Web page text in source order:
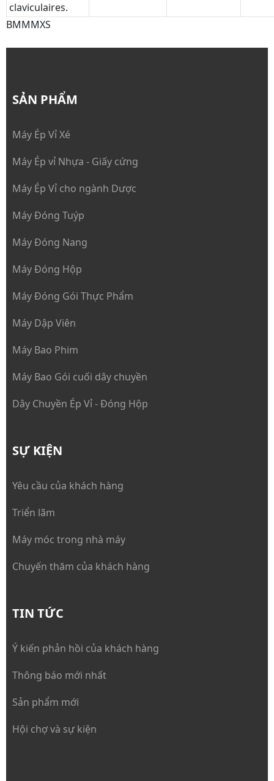
claviculaires.
BMMMXS
SẢN PHẨM
Máy Ép Vỉ Xé
Máy Ép vỉ Nhựa - Giấy cứng
Máy Ép Vỉ cho ngành Dược
Máy Đóng Tuýp
Máy Đóng Nang
Máy Đóng Hộp
Máy Đóng Gói Thực Phẩm
Máy Dập Viên
Máy Bao Phim
Máy Bao Gói cuối dây chuyền
Dây Chuyền Ép Vỉ - Đóng Hộp
SỰ KIỆN
Yêu cầu của khách hàng
Triển lãm
Máy móc trong nhà máy
Chuyến thăm của khách hàng
TIN TỨC
Ý kiến phản hồi của khách hàng
Thông báo mới nhất
Sản phẩm mới
Hội chợ và sự kiện